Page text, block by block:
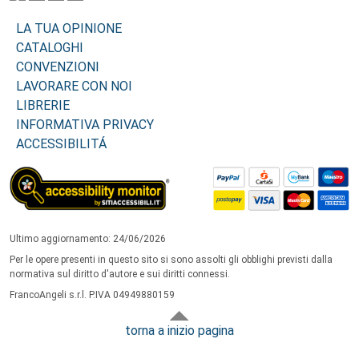
LA TUA OPINIONE
CATALOGHI
CONVENZIONI
LAVORARE CON NOI
LIBRERIE
INFORMATIVA PRIVACY
ACCESSIBILITÁ
Ultimo aggiornamento: 24/06/2026
Per le opere presenti in questo sito si sono assolti gli obblighi previsti dalla
normativa sul diritto d'autore e sui diritti connessi.
FrancoAngeli s.r.l. P.IVA 04949880159
torna a inizio pagina